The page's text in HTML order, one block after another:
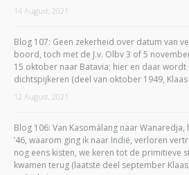
14 August, 2021
Blog 107: Geen zekerheid over datum van
boord, toch met de J.v. Olbv 3 of 5
15 oktober naar Batavia; hier en daar
dichtspijkeren (deel van oktober 1949, Klaas
12 August, 2021
Blog 106: Van Kasomálang naar
’46, waarom ging ik naar Indië, verloren
nog eens kisten, we keren tot de primitieve
kwamen terug (laatste deel september